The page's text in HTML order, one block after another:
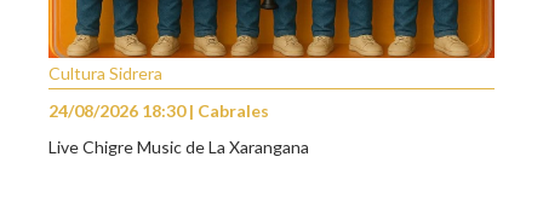
Cultura Sidrera
24/08/2026 18:30 | Cabrales
Live Chigre Music de La Xarangana